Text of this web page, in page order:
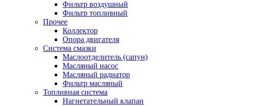
Фильтр воздушный
Фильтр топливный
Прочее
Коллектор
Опора двигателя
Система смазки
Маслоотделитель (сапун)
Масляный насос
Масляный радиатор
Фильтр масляный
Топливная система
Нагнетательный клапан